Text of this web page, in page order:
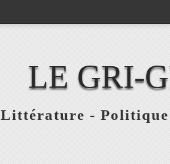
LE GRI-
Littérature - Politique